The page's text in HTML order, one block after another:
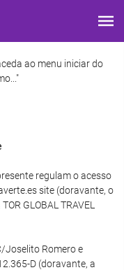
ao menu iniciar do
regulam o acesso
site (doravante, o
GLOBAL TRAVEL
Joselito Romero e
D (doravante, a